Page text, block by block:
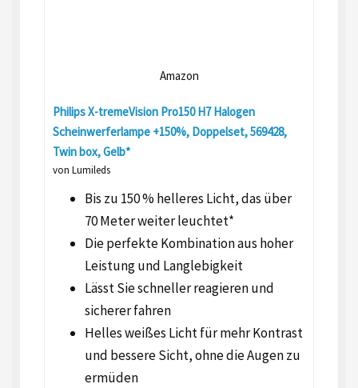
Amazon
Philips X-tremeVision Pro150 H7 Halogen
Scheinwerferlampe +150%, Doppelset, 569428,
Twin box, Gelb*
von Lumileds
Bis zu 150 % helleres Licht, das über
70 Meter weiter leuchtet*
Die perfekte Kombination aus hoher
Leistung und Langlebigkeit
Lässt Sie schneller reagieren und
sicherer fahren
Helles weißes Licht für mehr Kontrast
und bessere Sicht, ohne die Augen zu
ermüden